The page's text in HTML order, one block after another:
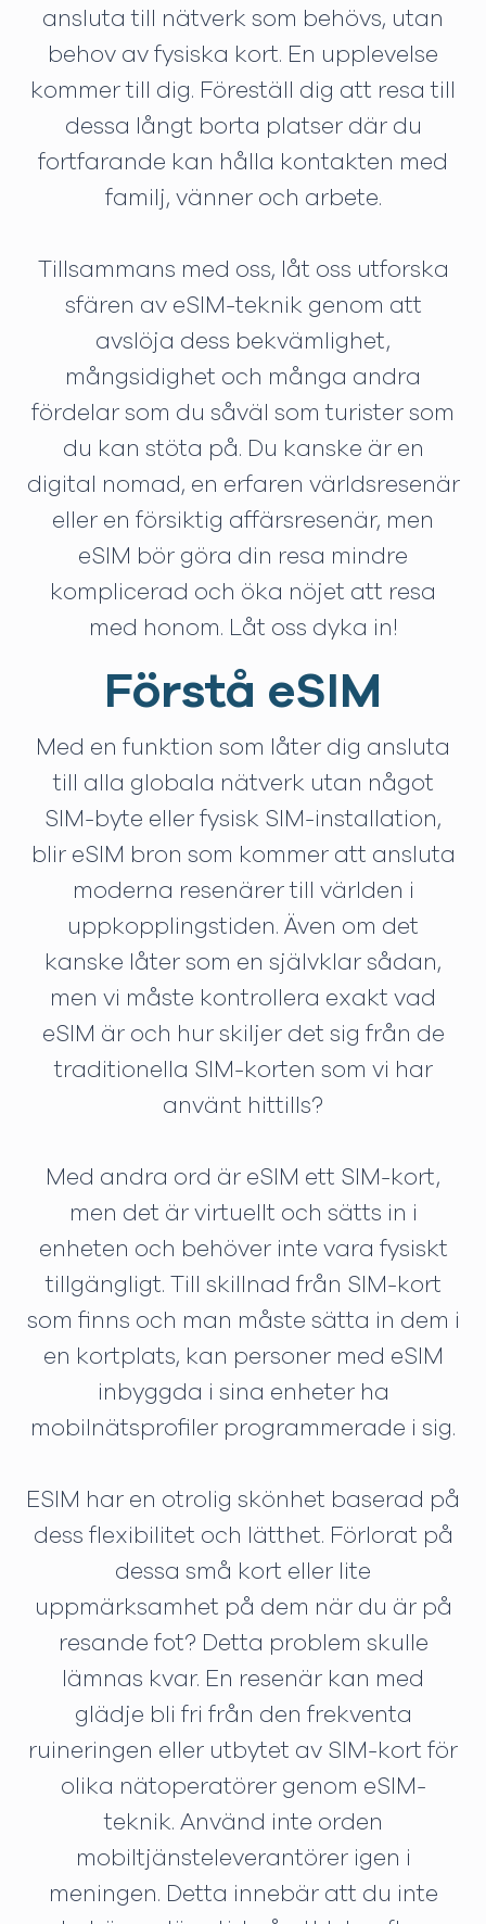
ansluta till nätverk som behövs, utan
behov av fysiska kort. En upplevelse
kommer till dig. Föreställ dig att resa till
dessa långt borta platser där du
fortfarande kan hålla kontakten med
familj, vänner och arbete.
Tillsammans med oss, låt oss utforska
sfären av eSIM-teknik genom att
avslöja dess bekvämlighet,
mångsidighet och många andra
fördelar som du såväl som turister som
du kan stöta på. Du kanske är en
digital nomad, en erfaren världsresenär
eller en försiktig affärsresenär, men
eSIM bör göra din resa mindre
komplicerad och öka nöjet att resa
med honom. Låt oss dyka in!
Förstå eSIM
Med en funktion som låter dig ansluta
till alla globala nätverk utan något
SIM-byte eller fysisk SIM-installation,
blir eSIM bron som kommer att ansluta
moderna resenärer till världen i
uppkopplingstiden. Även om det
kanske låter som en självklar sådan,
men vi måste kontrollera exakt vad
eSIM är och hur skiljer det sig från de
traditionella SIM-korten som vi har
använt hittills?
Med andra ord är eSIM ett SIM-kort,
men det är virtuellt och sätts in i
enheten och behöver inte vara fysiskt
tillgängligt. Till skillnad från SIM-kort
som finns och man måste sätta in dem i
en kortplats, kan personer med eSIM
inbyggda i sina enheter ha
mobilnätsprofiler programmerade i sig.
ESIM har en otrolig skönhet baserad på
dess flexibilitet och lätthet. Förlorat på
dessa små kort eller lite
uppmärksamhet på dem när du är på
resande fot? Detta problem skulle
lämnas kvar. En resenär kan med
glädje bli fri från den frekventa
ruineringen eller utbytet av SIM-kort för
olika nätoperatörer genom eSIM-
teknik. Använd inte orden
mobiltjänsteleverantörer igen i
meningen. Detta innebär att du inte